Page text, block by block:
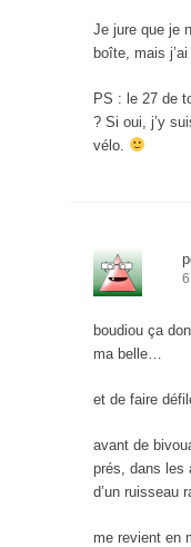
Je jure que je
boîte, mais
PS : le 27 de
? Si oui, j’y
vélo.
boudiou ça
ma belle…
et de faire
avant de
prés, dans les
d’un ruisseau
me revient en